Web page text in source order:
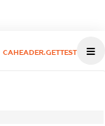
CAHEADER.GETTEST